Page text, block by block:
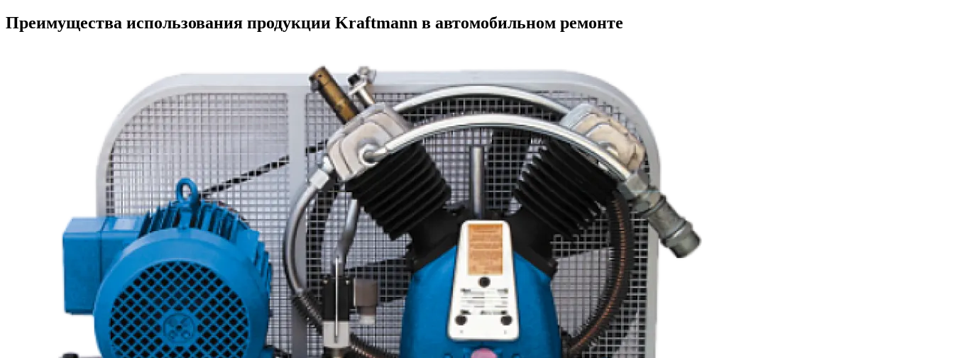
Преимущества использования продукции Kraftmann в автомобильном ремонте